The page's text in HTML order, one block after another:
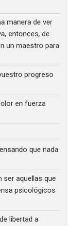
manera de ver
entonces, de
un maestro para
progreso
en fuerza
que nada
ser aquellas que
psicológicos
libertad a